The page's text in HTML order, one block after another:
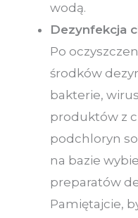
wodą.
Dezynfekcja
Po
środków
bakterie,
produktów z
podchloryn
na bazie
preparatów
Pamiętajcie,